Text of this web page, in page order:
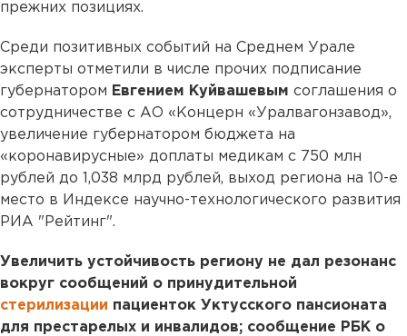
прежних позициях.
Среди позитивных событий на Среднем Урале
эксперты отметили в числе прочих подписание
губернатором Евгением Куйвашевым соглашения о
сотрудничестве с АО «Концерн «Уралвагонзавод»,
увеличение губернатором бюджета на
«коронавирусные» доплаты медикам с 750 млн
рублей до 1,038 млрд рублей, выход региона на 10-е
место в Индексе научно-технологического развития
РИА "Рейтинг".
Увеличить устойчивость региону не дал резонанс
вокруг сообщений о принудительной
стерилизации пациенток Уктусского пансионата
для престарелых и инвалидов; сообщение РБК о